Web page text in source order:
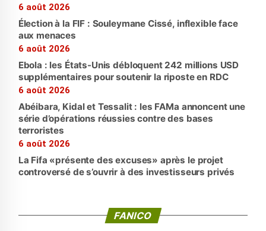
6 août 2026
Élection à la FIF : Souleymane Cissé, inflexible face
aux menaces
6 août 2026
Ebola : les États-Unis débloquent 242 millions USD
supplémentaires pour soutenir la riposte en RDC
6 août 2026
Abéibara, Kidal et Tessalit : les FAMa annoncent une
série d’opérations réussies contre des bases
terroristes
6 août 2026
La Fifa «présente des excuses» après le projet
controversé de s’ouvrir à des investisseurs privés
FANICO